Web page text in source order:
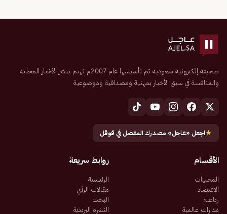
صحيفة إلكترونية سعودية تم تأسيسها عام 2007م تهتم بنشر الأخبار المحلية
والمنافسة في سبق الأخبار بمهنية ومصداقية وموضوعية
★اجعل «عاجل» مصدرك المفضل في قوقل
الأقسام
المحليات
الاقتصاد
رياضة
مدارات عالمية
روابط سريعة
الرئيسية
مقالات الرأي
البحث
النشرة البريدية